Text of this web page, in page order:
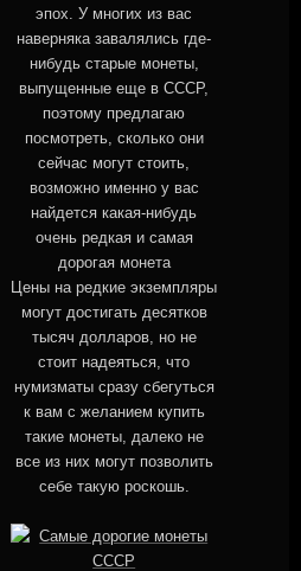
эпох. У многих из вас
наверняка завалялись где-
нибудь старые монеты,
выпущенные еще в СССР,
поэтому предлагаю
посмотреть, сколько они
сейчас могут стоить,
возможно именно у вас
найдется какая-нибудь
очень редкая и самая
дорогая монета
Цены на редкие экземпляры
могут достигать десятков
тысяч долларов, но не
стоит надеяться, что
нумизматы сразу сбегуться
к вам с желанием купить
такие монеты, далеко не
все из них могут позволить
себе такую роскошь.